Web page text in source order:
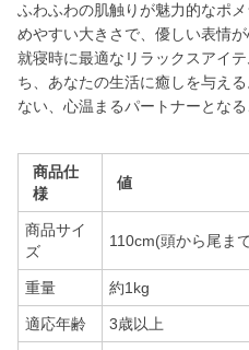
ふわふわの肌触りが魅力的なポ
めやすい大きさで、優しい表情
就寝時に最適なリラックスアイ
ち、あなたの生活に癒しを与え
ない、心温まるパートナーとなる
商品仕
様
値
商品サイ
ズ
110cm(頭から尾ま
重量 約1kg
適応年齢 3歳以上